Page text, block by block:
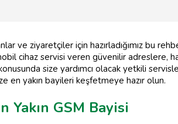
ve ziyaretçiler için hazırladığımız bu
cihaz servisi veren güvenilir adreslere,
size yardımcı olacak yetkili
en yakın bayileri keşfetmeye hazır olun.
Yakın GSM Bayisi